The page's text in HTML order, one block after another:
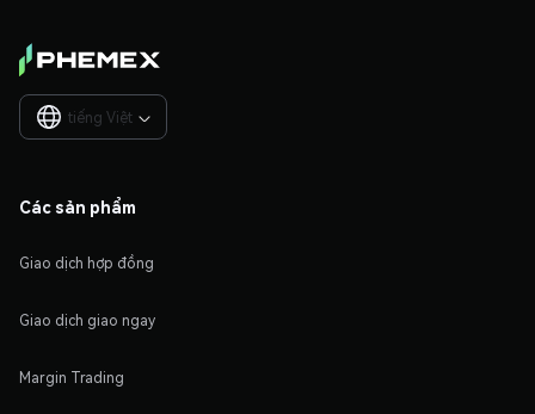
tiếng Việt 
Các sản phẩm
Giao dịch hợp đồng
Giao dịch giao ngay
Margin Trading